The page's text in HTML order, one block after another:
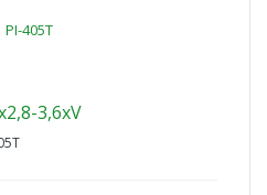
3,6xV